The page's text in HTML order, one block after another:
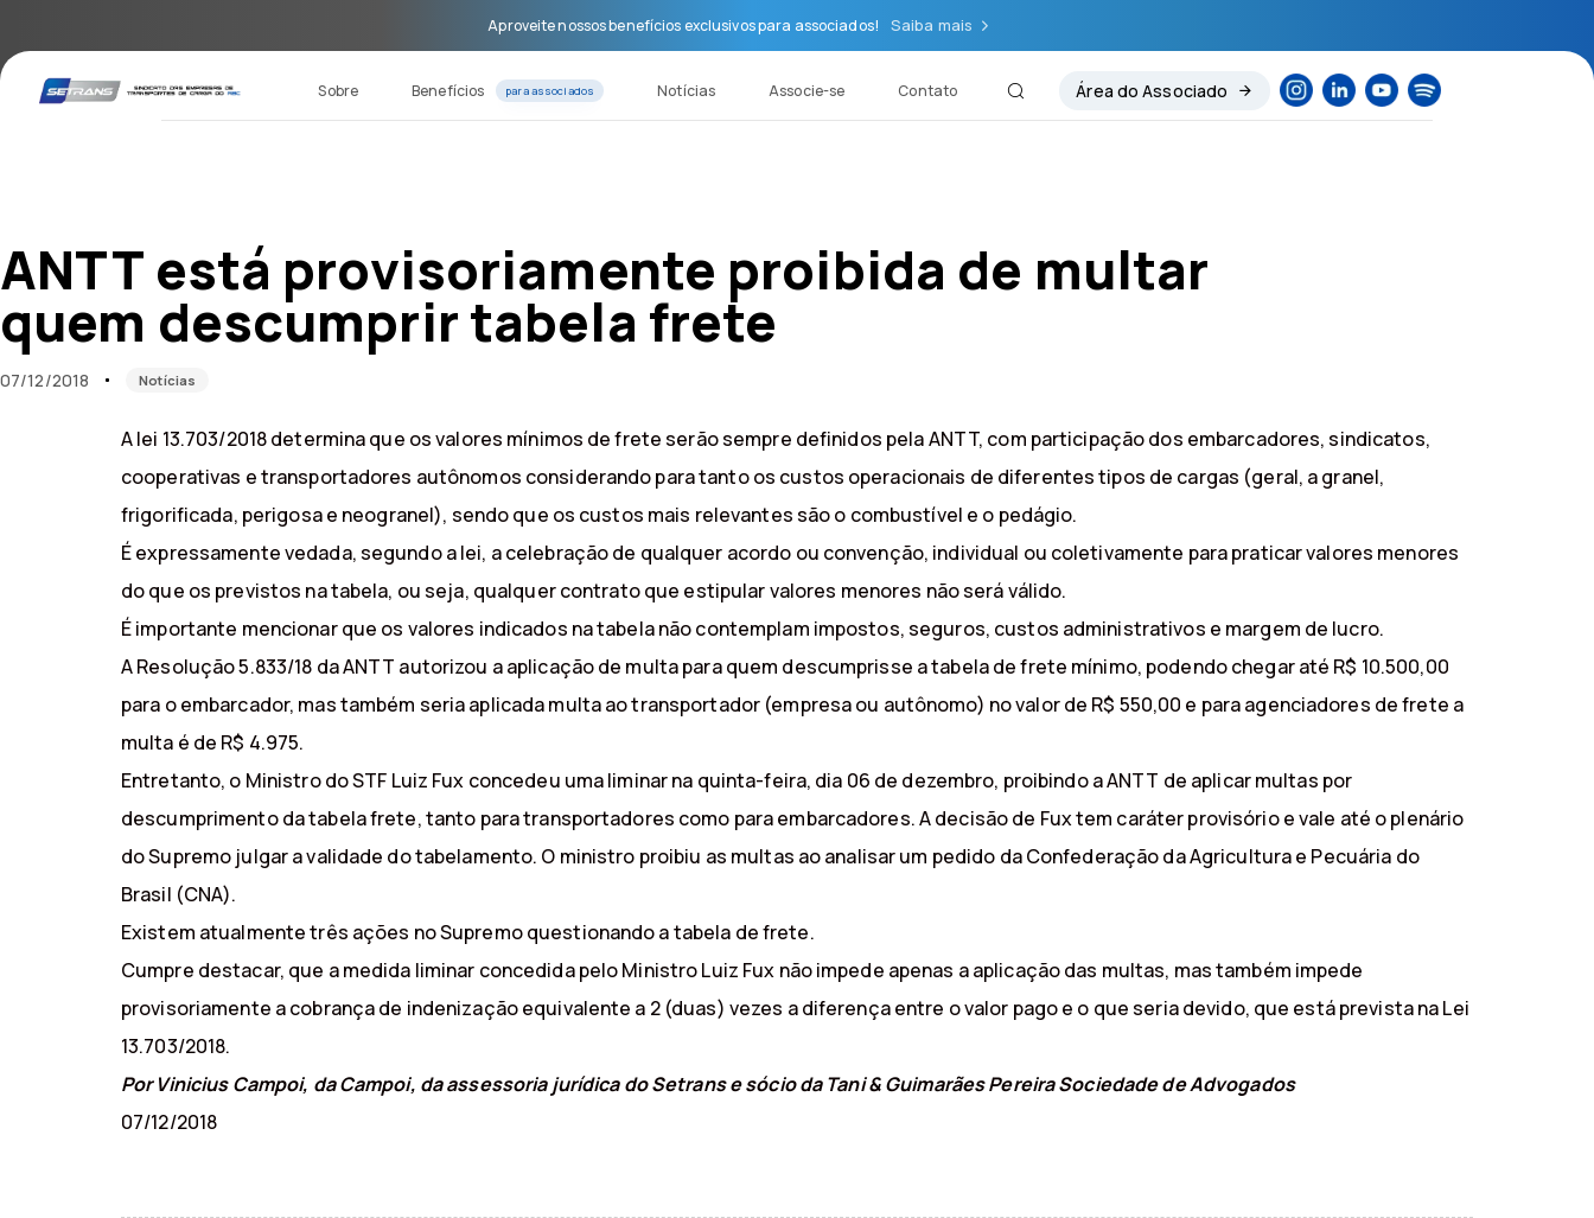
primary
navigation
Aproveite nossos benefícios exclusivos para associados! Saiba mais
Sobre Benefícios para associados Notícias Associe-se Contato Área do Associado
ANTT está provisoriamente proibida de multar
quem descumprir tabela frete
07/12/2018 Notícias
A lei 13.703/2018 determina que os valores mínimos de frete serão sempre definidos pela ANTT, com participação dos embarcadores, sindicatos,
cooperativas e transportadores autônomos considerando para tanto os custos operacionais de diferentes tipos de cargas (geral, a granel,
frigorificada, perigosa e neogranel), sendo que os custos mais relevantes são o combustível e o pedágio.
É expressamente vedada, segundo a lei, a celebração de qualquer acordo ou convenção, individual ou coletivamente para praticar valores menores
do que os previstos na tabela, ou seja, qualquer contrato que estipular valores menores não será válido.
É importante mencionar que os valores indicados na tabela não contemplam impostos, seguros, custos administrativos e margem de lucro.
A Resolução 5.833/18 da ANTT autorizou a aplicação de multa para quem descumprisse a tabela de frete mínimo, podendo chegar até R$ 10.500,00
para o embarcador, mas também seria aplicada multa ao transportador (empresa ou autônomo) no valor de R$ 550,00 e para agenciadores de frete a
multa é de R$ 4.975.
Entretanto, o Ministro do STF Luiz Fux concedeu uma liminar na quinta-feira, dia 06 de dezembro, proibindo a ANTT de aplicar multas por
descumprimento da tabela frete, tanto para transportadores como para embarcadores. A decisão de Fux tem caráter provisório e vale até o plenário
do Supremo julgar a validade do tabelamento. O ministro proibiu as multas ao analisar um pedido da Confederação da Agricultura e Pecuária do
Brasil (CNA).
Existem atualmente três ações no Supremo questionando a tabela de frete.
Cumpre destacar, que a medida liminar concedida pelo Ministro Luiz Fux não impede apenas a aplicação das multas, mas também impede
provisoriamente a cobrança de indenização equivalente a 2 (duas) vezes a diferença entre o valor pago e o que seria devido, que está prevista na Lei
13.703/2018.
Por Vinicius Campoi, da Campoi, da assessoria jurídica do Setrans e sócio da Tani & Guimarães Pereira Sociedade de Advogados
07/12/2018